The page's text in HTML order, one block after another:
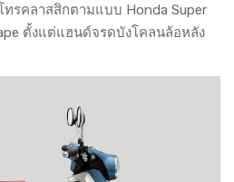
ทรคลาสสิกตามแบบ Honda Super
ตั้งแต่แฮนด์จรดบังโคลนล้อหลัง